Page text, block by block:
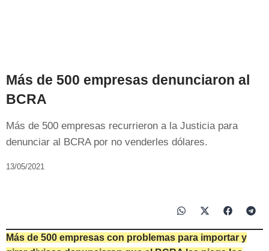
Más de 500 empresas denunciaron al
BCRA
Más de 500 empresas recurrieron a la Justicia para
denunciar al BCRA por no venderles dólares.
13/05/2021
Más de 500 empresas con problemas para importar y